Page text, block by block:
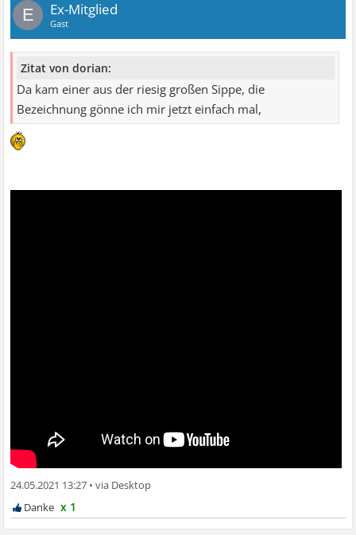
E Ex-Mitglied
Gast
Zitat von dorian:
Da kam einer aus der riesig großen Sippe, die
Bezeichnung gönne ich mir jetzt einfach mal,
24.05.2021 13:27 •
x 1